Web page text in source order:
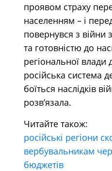
проявом страху
населенням – і
повернувся з війни
та готовністю до
регіональної
російська система
боїться наслідків
розв’язала.
Читайте також:
російські регіони
вербувальникам
бюджетів